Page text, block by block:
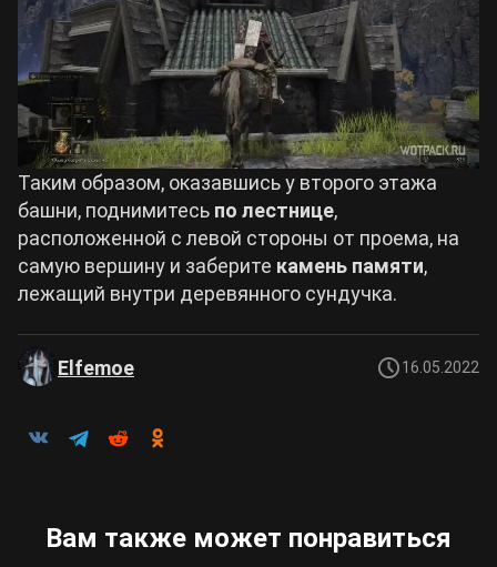
Таким образом, оказавшись у второго этажа
башни, поднимитесь по лестнице,
расположенной с левой стороны от проема, на
самую вершину и заберите камень памяти,
лежащий внутри деревянного сундучка.
Elfemoe 16.05.2022
Вам также может понравиться